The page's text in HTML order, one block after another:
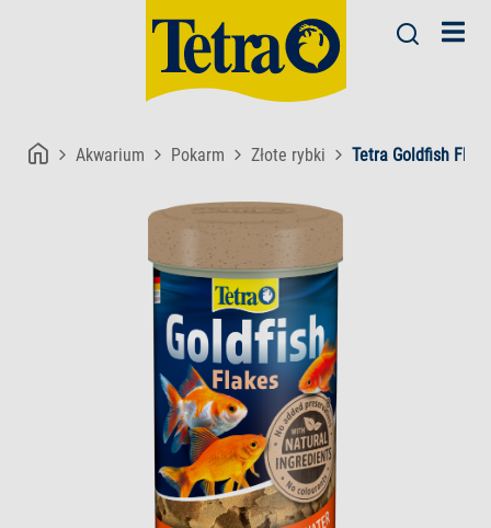
Akwarium Pokarm Złote rybki Tetra Goldfish